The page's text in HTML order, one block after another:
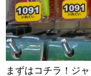
まずはコチラ！ジ